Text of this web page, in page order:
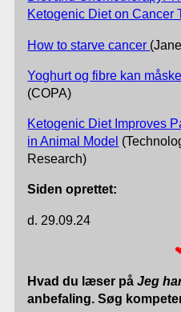
Ketogenic Diet on Cancer
How to starve cancer
Yoghurt og fibre kan
(COPA)
Ketogenic Diet Improves
in Animal Model
Research)
Siden oprettet:
d. 29.09.24
Hvad du læser påJeg
anbefaling. Søg